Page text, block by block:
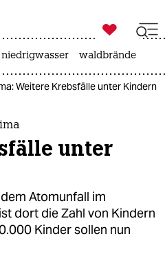
ich

taz zahl ich
niedrigwasser waldbrände
Weitere Krebsfälle unter Kindern
unter
Atomunfall im
dort die Zahl von Kindern
Kinder sollen nun